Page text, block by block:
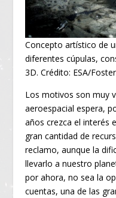
Concepto artístico de
diferentes cúpulas,
3D. Crédito: ESA/
Los motivos son muy
aeroespacial espera,
años crezca el interés
gran cantidad de
reclamo, aunque la
llevarlo a nuestro
por ahora, no sea la
cuentas, una de las